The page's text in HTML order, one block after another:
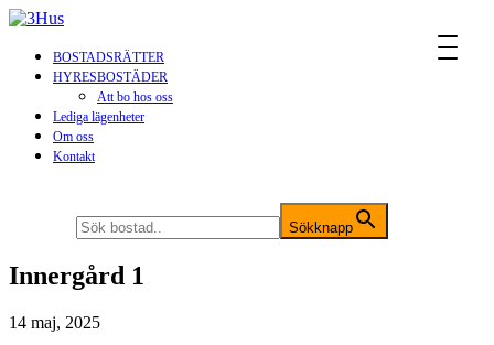
BOSTADSRÄTTER
HYRESBOSTÄDER
Att bo hos oss
Lediga lägenheter
Om oss
Kontakt
Sökknapp
Innergård 1
14 maj, 2025